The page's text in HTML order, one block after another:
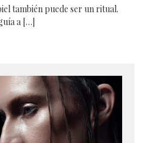
también puede ser un ritual.
a […]